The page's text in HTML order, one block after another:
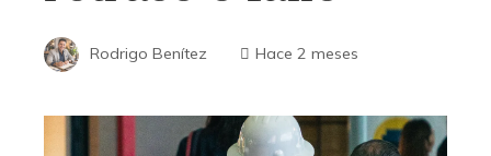
Rodrigo Benítez Hace 2 meses